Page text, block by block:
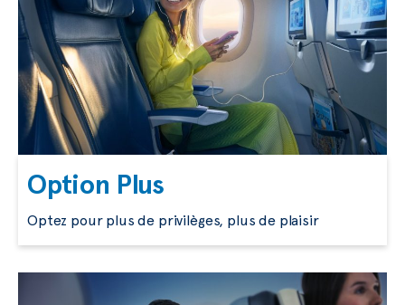
Option Plus
Optez pour plus de privilèges, plus de plaisir